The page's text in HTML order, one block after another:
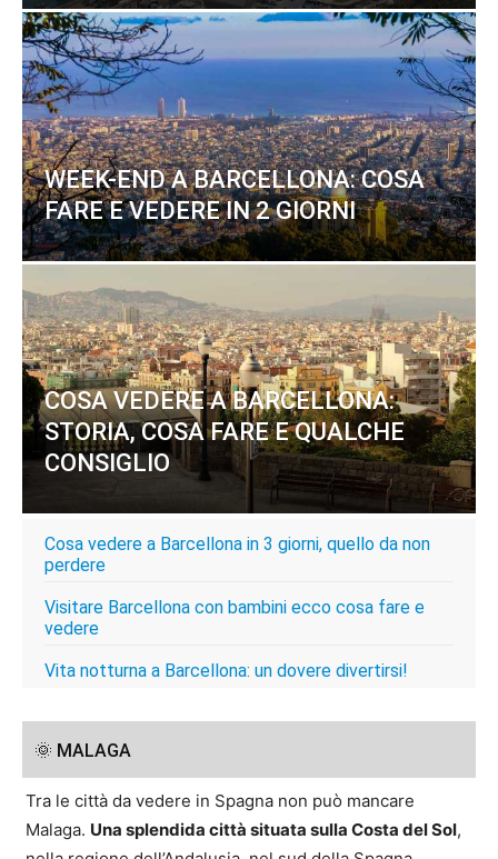
WEEK-END A BARCELLONA: COSA
FARE E VEDERE IN 2 GIORNI
COSA VEDERE A BARCELLONA:
STORIA, COSA FARE E QUALCHE
CONSIGLIO
Cosa vedere a Barcellona in 3 giorni, quello da non
perdere
Visitare Barcellona con bambini ecco cosa fare e
vedere
Vita notturna a Barcellona: un dovere divertirsi!
🌞 MALAGA
Tra le città da vedere in Spagna non può mancare
Malaga. Una splendida città situata sulla Costa del Sol,